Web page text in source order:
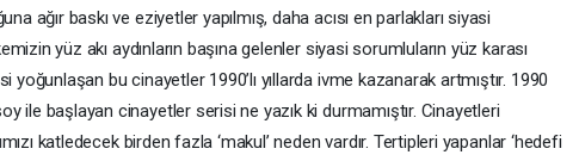
ağır baskı ve eziyetler yapılmış, daha acısı en parlakları siyasi
yüz akı aydınların başına gelenler siyasi sorumluların yüz karası
bu cinayetler 1990’lı yıllarda ivme kazanarak artmıştır. 1990
ile başlayan cinayetler serisi ne yazık ki durmamıştır. Cinayetleri
katledecek birden fazla ‘makul’ neden vardır. Tertipleri yapanlar ‘hedefi